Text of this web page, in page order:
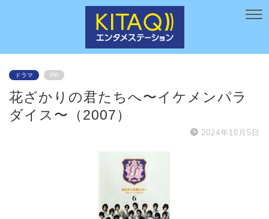
ドラマ PR
花ざかりの君たちへ〜イケメンパラ
ダイス〜（2007）
2024年10月5日